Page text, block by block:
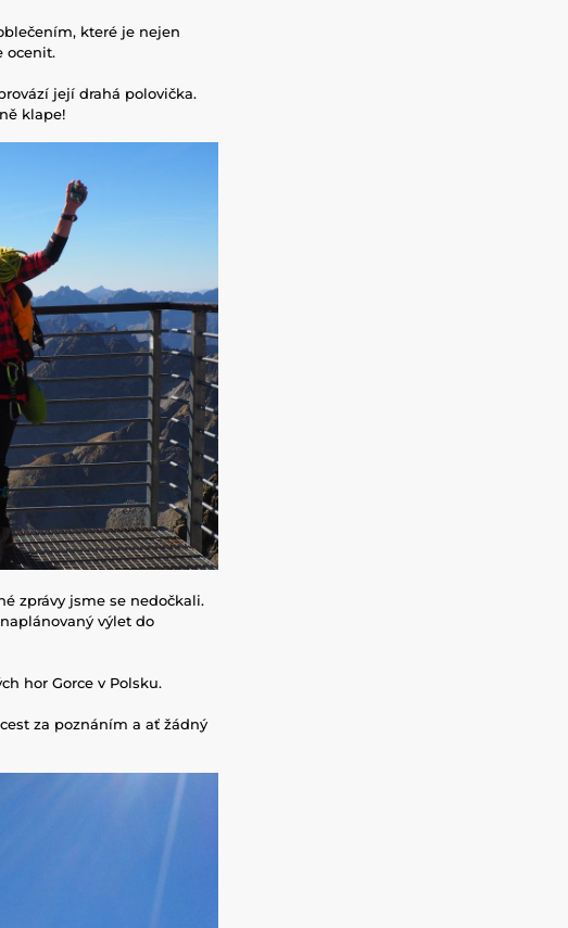
které je nejen
ocenit.
její drahá polovička.
klape!
zprávy jsme se nedočkali.
výlet do
hor Gorce v Polsku.
za poznáním a ať žádný